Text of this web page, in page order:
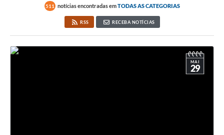
511 notícias encontradas emTODAS AS CATEGORIAS
RSS RECEBA NOTÍCIAS
MAI
29